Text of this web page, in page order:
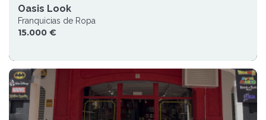
Oasis Look
Franquicias de Ropa
15.000 €